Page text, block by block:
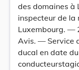
des domaines à
inspecteur de la
Luxembourg. —
Avis. — Service
ducal en date